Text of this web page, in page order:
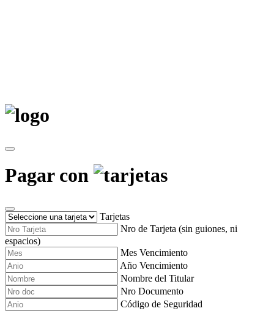
Pagar con
Tarjetas
Nro de Tarjeta (sin guiones, ni
espacios)
Mes Vencimiento
Año Vencimiento
Nombre del Titular
Nro Documento
Código de Seguridad